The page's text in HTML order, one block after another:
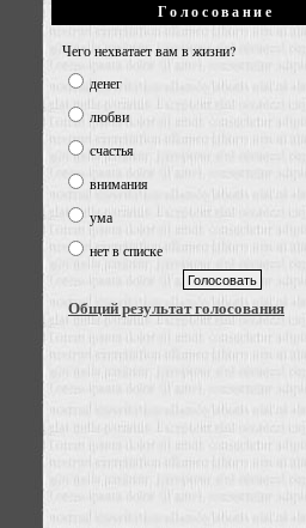
Голосование
Чего нехватает вам в жизни?
денег
любви
счастья
внимания
ума
нет в списке
Общий результат голосования